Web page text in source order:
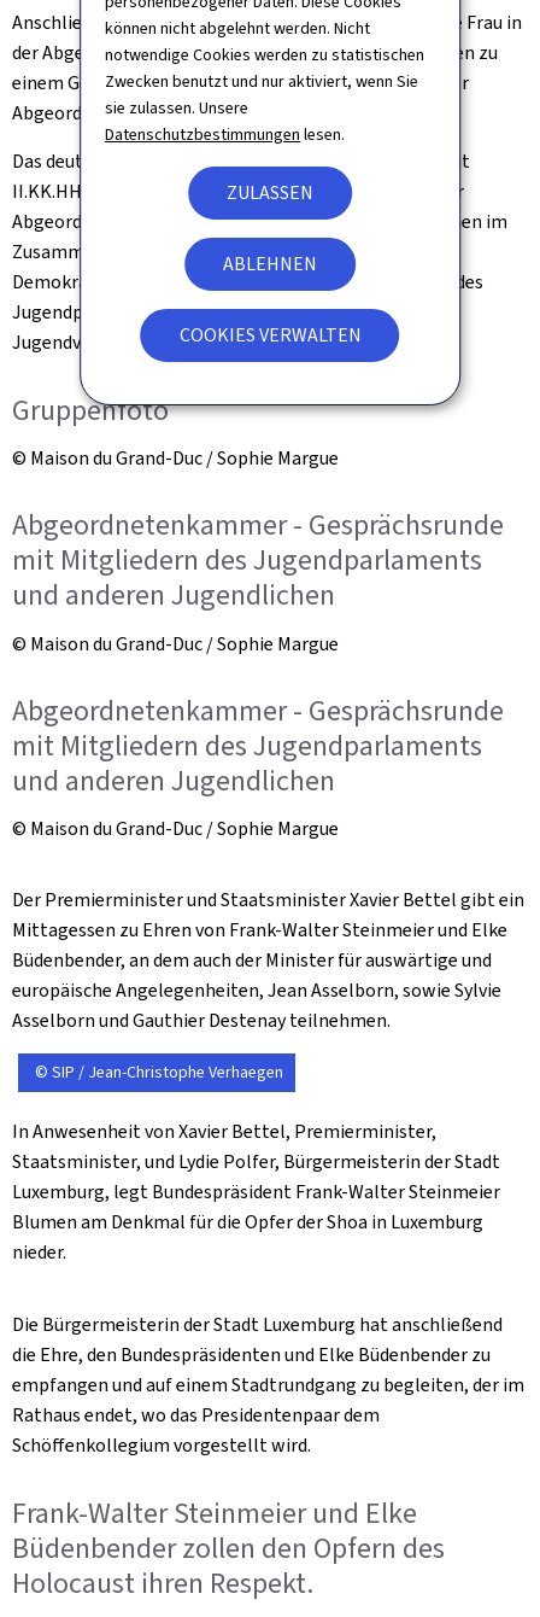
können nicht abgelehnt werden. Nicht
notwendige Cookies werden zu statistischen
Zwecken benutzt und nur aktiviert, wenn Sie
sie zulassen. Unsere
Datenschutzbestimmungen lesen.
ZULASSEN
ABLEHNEN
COOKIES VERWALTEN
Anschließend werden der deutsche Präsident und seine Frau in
der Abgeordnetenkammer von Präsident Fernand Etgen zu
einem Gespräch mit den Mitgliedern des Präsidiums der
Abgeordnetenkammer empfangen.
Das deutsche Präsidentenpaar trifft sich zusammen mit
II.KK.HH. dem Großherzog und der Großherzogin in der
Abgeordnetenkammer zu einem Austausch über Themen im
Zusammenhang mit der Ausstellung, insbesondere
Demokratie und Rechtsstaatlichkeit, mit Mitgliedern des
Jugendparlaments und anderen Mitgliedern von
Jugendverbänden in Luxemburg.
Gruppenfoto
© Maison du Grand-Duc / Sophie Margue
Abgeordnetenkammer - Gesprächsrunde
mit Mitgliedern des Jugendparlaments
und anderen Jugendlichen
© Maison du Grand-Duc / Sophie Margue
Abgeordnetenkammer - Gesprächsrunde
mit Mitgliedern des Jugendparlaments
und anderen Jugendlichen
© Maison du Grand-Duc / Sophie Margue
Der Premierminister und Staatsminister Xavier Bettel gibt ein
Mittagessen zu Ehren von Frank-Walter Steinmeier und Elke
Büdenbender, an dem auch der Minister für auswärtige und
europäische Angelegenheiten, Jean Asselborn, sowie Sylvie
Asselborn und Gauthier Destenay teilnehmen.
© SIP / Jean-Christophe Verhaegen
In Anwesenheit von Xavier Bettel, Premierminister,
Staatsminister, und Lydie Polfer, Bürgermeisterin der Stadt
Luxemburg, legt Bundespräsident Frank-Walter Steinmeier
Blumen am Denkmal für die Opfer der Shoa in Luxemburg
nieder.
Die Bürgermeisterin der Stadt Luxemburg hat anschließend
die Ehre, den Bundespräsidenten und Elke Büdenbender zu
empfangen und auf einem Stadtrundgang zu begleiten, der im
Rathaus endet, wo das Presidentenpaar dem
Schöffenkollegium vorgestellt wird.
Frank-Walter Steinmeier und Elke
Büdenbender zollen den Opfern des
Holocaust ihren Respekt.